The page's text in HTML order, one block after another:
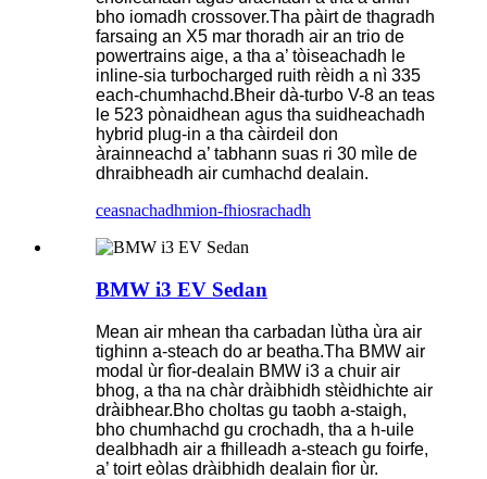
bho iomadh crossover.Tha pàirt de thagradh
farsaing an X5 mar thoradh air an trio de
powertrains aige, a tha a’ tòiseachadh le
inline-sia turbocharged ruith rèidh a nì 335
each-chumhachd.Bheir dà-turbo V-8 an teas
le 523 pònaidhean agus tha suidheachadh
hybrid plug-in a tha càirdeil don
àrainneachd a’ tabhann suas ri 30 mìle de
dhraibheadh ​​​​air cumhachd dealain.
ceasnachadhmion-fhiosrachadh
BMW i3 EV Sedan
Mean air mhean tha carbadan lùtha ùra air
tighinn a-steach do ar beatha.Tha BMW air
modal ùr fìor-dealain BMW i3 a chuir air
bhog, a tha na chàr dràibhidh stèidhichte air
dràibhear.Bho choltas gu taobh a-staigh,
bho chumhachd gu crochadh, tha a h-uile
dealbhadh air a fhilleadh a-steach gu foirfe,
a’ toirt eòlas dràibhidh dealain fìor ùr.